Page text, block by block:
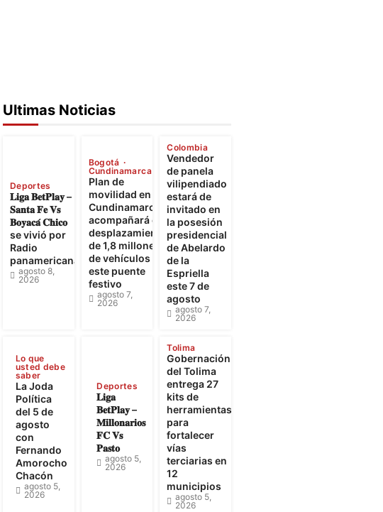
Ultimas Noticias
Deportes
𝐋𝐢𝐠𝐚 𝐁𝐞𝐭𝐏𝐥𝐚𝐲 –
𝐒𝐚𝐧𝐭𝐚 𝐅𝐞 𝐕𝐬
𝐁𝐨𝐲𝐚𝐜𝐚́ 𝐂𝐡𝐢𝐜𝐨
se vivió por
Radio
panamericana
agosto 8,
2026
Bogotá
Cundinamarca
Plan de
movilidad en
Cundinamarca
acompañará el
desplazamiento
de 1,8 millones
de vehículos
este puente
festivo
agosto 7,
2026
Colombia
Vendedor
de panela
vilipendiado
estará de
invitado en
la posesión
presidencial
de Abelardo
de la
Espriella
este 7 de
agosto
agosto 7,
2026
Lo que
usted debe
saber
La Joda
Política
del 5 de
agosto
con
Fernando
Amorocho
Chacón
agosto 5,
2026
Deportes
𝐋𝐢𝐠𝐚
𝐁𝐞𝐭𝐏𝐥𝐚𝐲 –
𝐌𝐢𝐥𝐥𝐨𝐧𝐚𝐫𝐢𝐨𝐬
𝐅𝐂 𝐕𝐬
𝐏𝐚𝐬𝐭𝐨
agosto 5,
2026
Tolima
Gobernación
del Tolima
entrega 27
kits de
herramientas
para
fortalecer
vías
terciarias en
12
municipios
agosto 5,
2026